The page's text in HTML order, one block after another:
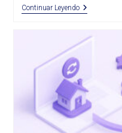
Continuar LeyendoCómo
Hotel
Antes
Venderlo